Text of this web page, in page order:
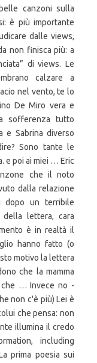
canzoni sulla
è più importante
dalle views,
non finisca più: a
di views. Le
calzare a
nel vento, te lo
De Miro vera e
sofferenza tutto
e Sabrina diverso
Sono tante le
e poi ai miei … Eric
che il noto
dalla relazione
dopo un terribile
della lettera, cara
è in realtà il
hanno fatto (o
motivo la lettera
che la mamma
che … Invece no -
non c'è più) Lei è
che pensa: non
illumina il credo
including
prima poesia sui